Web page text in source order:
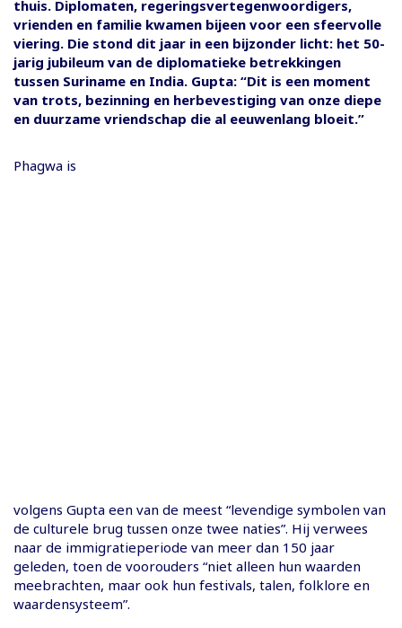
thuis. Diplomaten, regeringsvertegenwoordigers,
vrienden en familie kwamen bijeen voor een sfeervolle
viering. Die stond dit jaar in een bijzonder licht: het 50-
jarig jubileum van de diplomatieke betrekkingen
tussen Suriname en India. Gupta: “Dit is een moment
van trots, bezinning en herbevestiging van onze diepe
en duurzame vriendschap die al eeuwenlang bloeit.”
Phagwa is
volgens Gupta een van de meest “levendige symbolen van
de culturele brug tussen onze twee naties”. Hij verwees
naar de immigratieperiode van meer dan 150 jaar
geleden, toen de voorouders “niet alleen hun waarden
meebrachten, maar ook hun festivals, talen, folklore en
waardensysteem”.